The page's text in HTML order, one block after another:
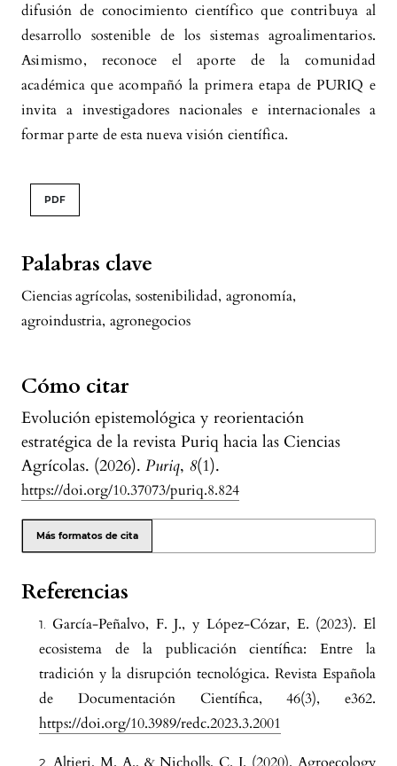
Palabras clave
Ciencias agrícolas, sostenibilidad, agronomía,
agroindustria, agronegocios
Cómo citar
Evolución epistemológica y reorientación
estratégica de la revista Puriq hacia las Ciencias
Agrícolas. (2026). Puriq, 8(1).
https://doi.org/10.37073/puriq.8.824
Más formatos de cita
difusión de conocimiento científico que contribuya al
desarrollo sostenible de los sistemas agroalimentarios.
Asimismo, reconoce el aporte de la comunidad
académica que acompañó la primera etapa de PURIQ e
invita a investigadores nacionales e internacionales a
formar parte de esta nueva visión científica.
PDF
Referencias
García-Peñalvo, F. J., y López-Cózar, E. (2023). El
ecosistema de la publicación científica: Entre la
tradición y la disrupción tecnológica. Revista Española
de Documentación Científica, 46(3), e362.
https://doi.org/10.3989/redc.2023.3.2001